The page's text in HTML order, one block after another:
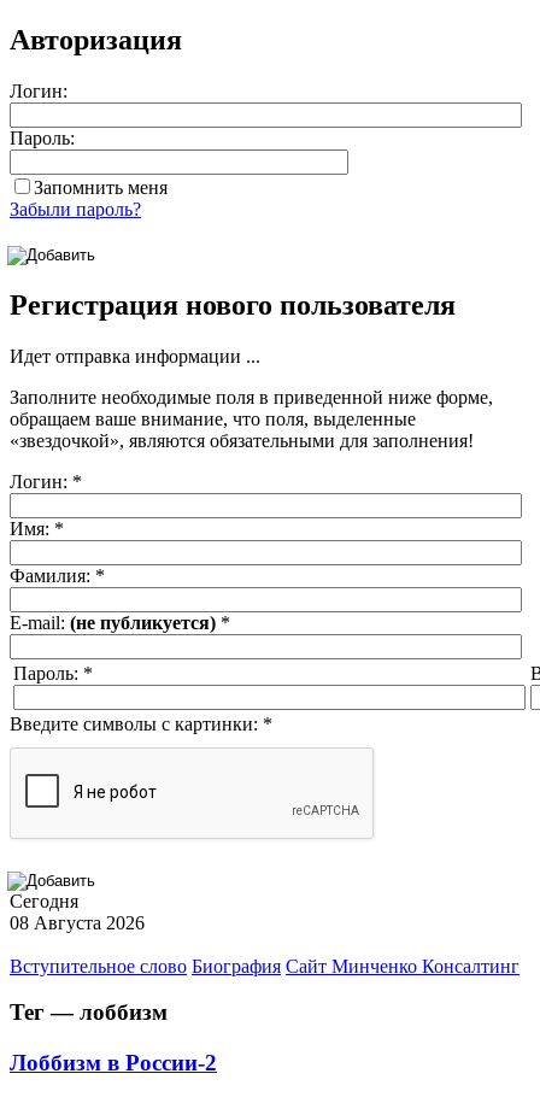
Авторизация
Логин:
Пароль:
Запомнить меня
Забыли пароль?
Регистрация нового пользователя
Идет отправка информации ...
Заполните необходимые поля в приведенной ниже форме,
обращаем ваше внимание, что поля, выделенные
«звездочкой», являются обязательными для заполнения!
Логин: *
Имя: *
Фамилия: *
E-mail: (не публикуется) *
Пароль: *
Введите символы с картинки: *
Сегодня
08 Августа 2026
Вступительное слово Биография Сайт Минченко Консалтинг
Тег — лоббизм
Лоббизм в России-2